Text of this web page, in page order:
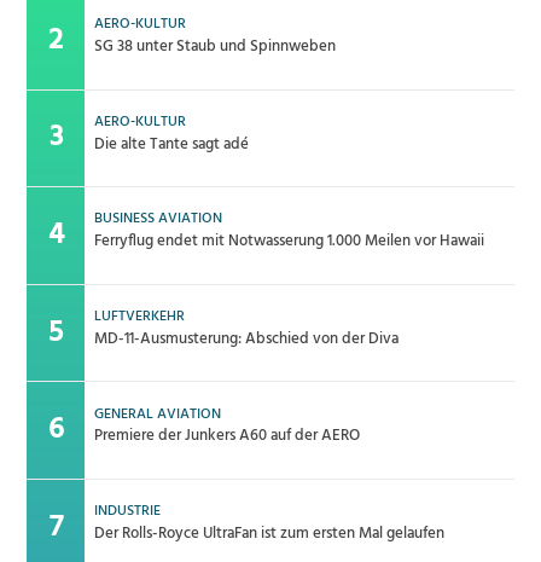
AERO-KULTUR
SG 38 unter Staub und Spinnweben
AERO-KULTUR
Die alte Tante sagt adé
BUSINESS AVIATION
Ferryflug endet mit Notwasserung 1.000 Meilen vor Hawaii
LUFTVERKEHR
MD-11-Ausmusterung: Abschied von der Diva
GENERAL AVIATION
Premiere der Junkers A60 auf der AERO
INDUSTRIE
Der Rolls-Royce UltraFan ist zum ersten Mal gelaufen